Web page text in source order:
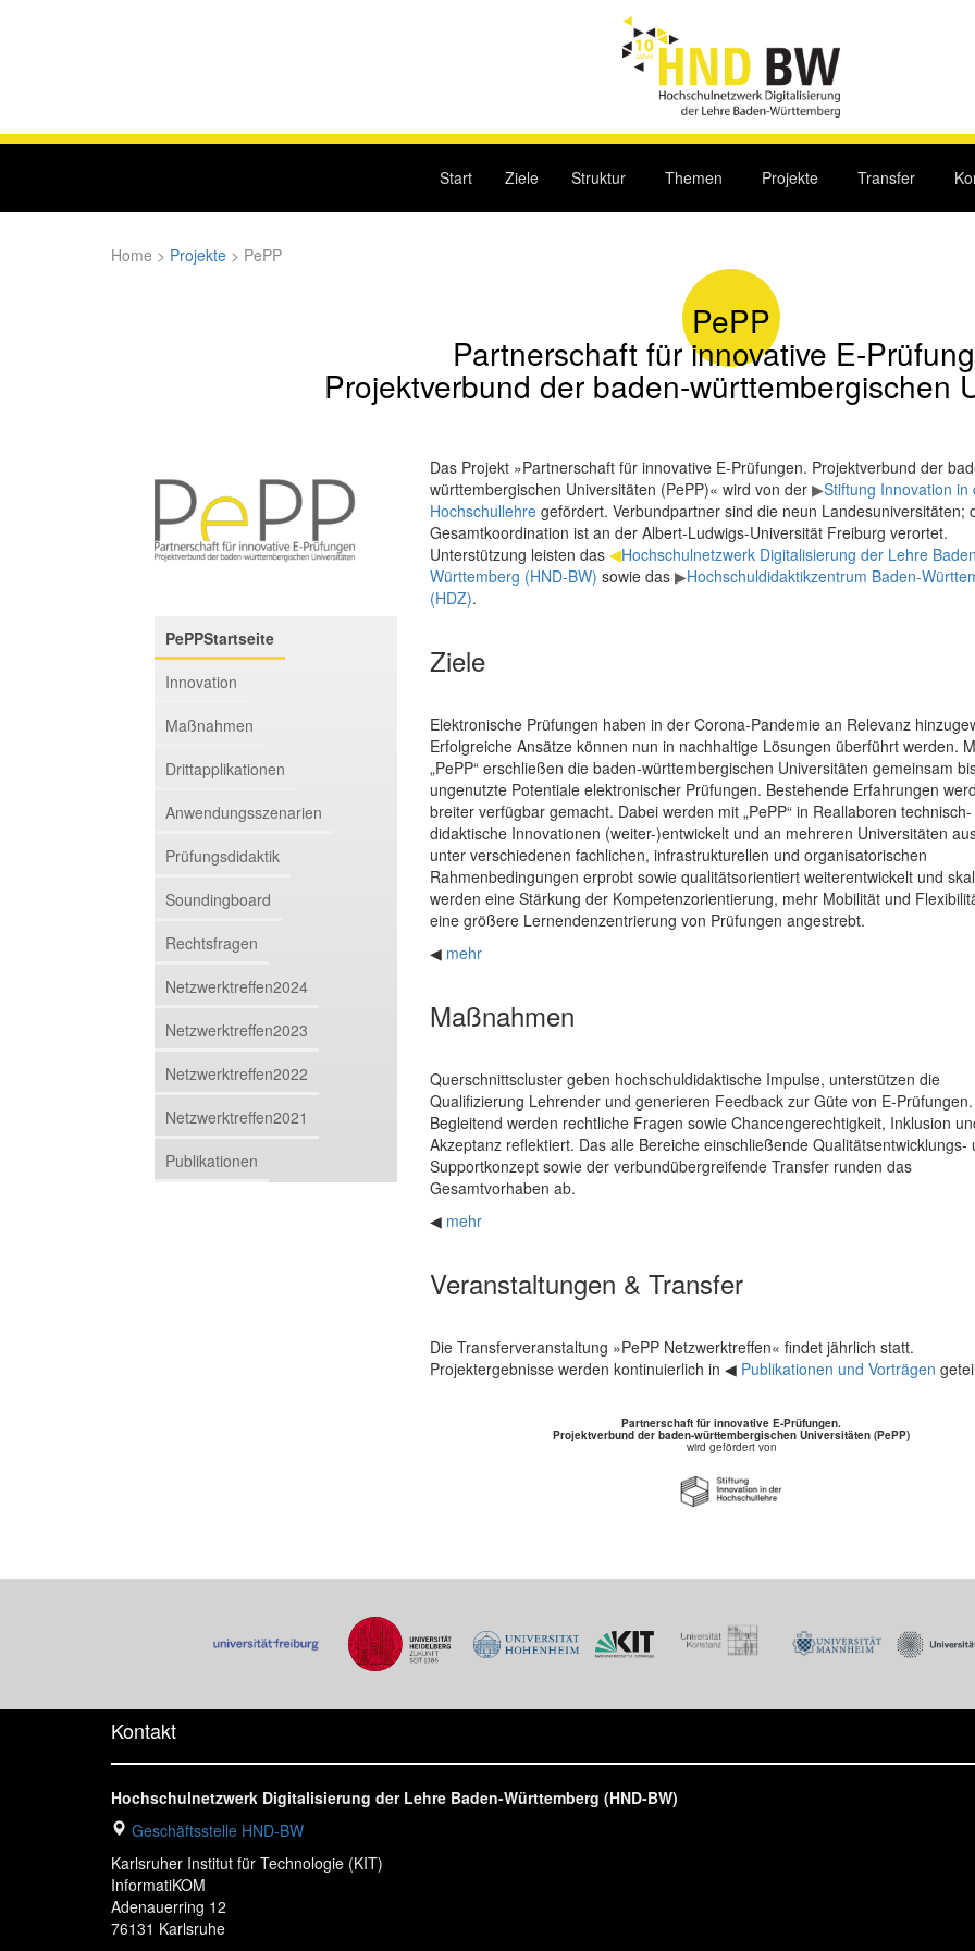
Start Ziele Struktur Themen Projekte Transfer
Home > Projekte > PePP
PePP
Partnerschaft für innovative E-
Projektverbund der baden-württembergischen
PePPStartseite
Innovation
Maßnahmen
Drittapplikationen
Anwendungsszenarien
Prüfungsdidaktik
Soundingboard
Rechtsfragen
Netzwerktreffen2024
Netzwerktreffen2023
Netzwerktreffen2022
Netzwerktreffen2021
Publikationen
Das Projekt »Partnerschaft für innovative E-Prüfungen. Projektverbund der
württembergischen Universitäten (PePP)« wird von der ▶Stiftung Innovation in
Hochschullehregefördert. Verbundpartner sind die neun Landesuniversitäten;
Gesamtkoordination ist an der Albert-Ludwigs-Universität Freiburg verortet.
Unterstützung leisten das ◀Hochschulnetzwerk Digitalisierung der Lehre
Württemberg (HND-BW) sowie das ▶Hochschuldidaktikzentrum Baden-
(HDZ).
Ziele
Elektronische Prüfungen haben in der Corona-Pandemie an Relevanz
Erfolgreiche Ansätze können nun in nachhaltige Lösungen überführt werden.
„PePP“ erschließen die baden-württembergischen Universitäten gemeinsam
ungenutzte Potentiale elektronischer Prüfungen. Bestehende Erfahrungen
breiter verfügbar gemacht. Dabei werden mit „PePP“ in Reallaboren technisch-
didaktische Innovationen (weiter-)entwickelt und an mehreren Universitäten
unter verschiedenen fachlichen, infrastrukturellen und organisatorischen
Rahmenbedingungen erprobt sowie qualitätsorientiert weiterentwickelt und
werden eine Stärkung der Kompetenzorientierung, mehr Mobilität und
eine größere Lernendenzentrierung von Prüfungen angestrebt.
◀ mehr
Maßnahmen
Querschnittscluster geben hochschuldidaktische Impulse, unterstützen die
Qualifizierung Lehrender und generieren Feedback zur Güte von E-Prüfungen.
Begleitend werden rechtliche Fragen sowie Chancengerechtigkeit, Inklusion
Akzeptanz reflektiert. Das alle Bereiche einschließende Qualitätsentwicklungs-
Supportkonzept sowie der verbundübergreifende Transfer runden das
Gesamtvorhaben ab.
◀ mehr
Veranstaltungen & Transfer
Die Transferveranstaltung »PePP Netzwerktreffen« findet jährlich statt.
Projektergebnisse werden kontinuierlich in ◀ Publikationen und Vorträgen
Partnerschaft für innovative E-Prüfungen.
Projektverbund der baden-württembergischen Universitäten (PePP)
wird gefördert von
Kontakt
Hochschulnetzwerk Digitalisierung der Lehre Baden-Württemberg (HND-BW)
Geschäftsstelle HND-BW
Karlsruher Institut für Technologie (KIT)
InformatiKOM
Adenauerring 12
76131 Karlsruhe